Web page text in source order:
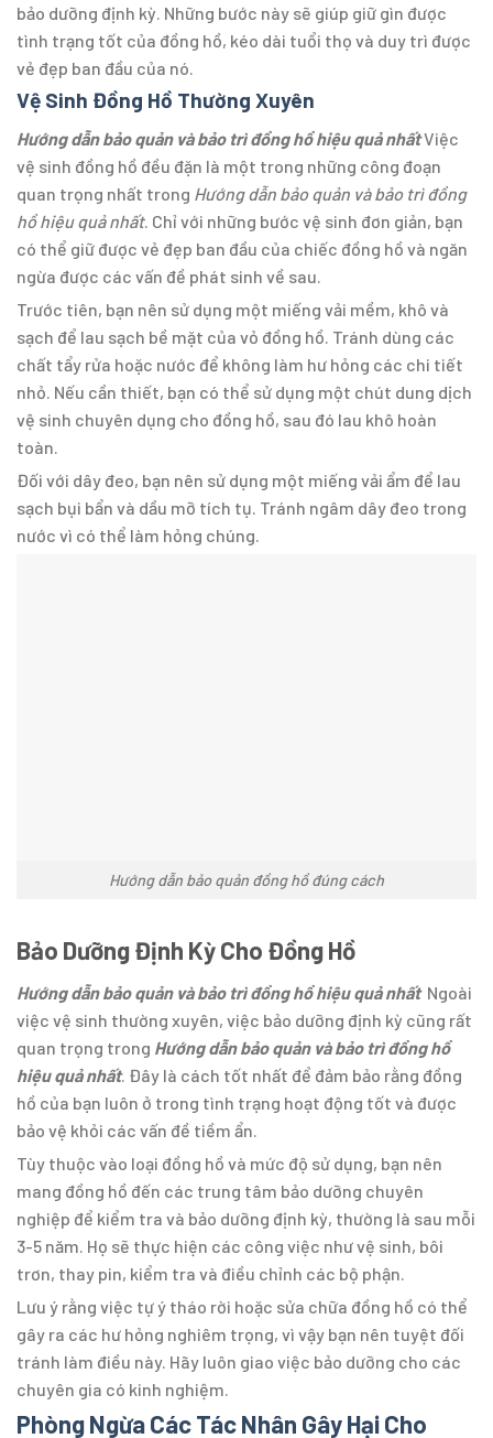
bảo dưỡng định kỳ. Những bước này sẽ giúp giữ gìn được
tình trạng tốt của đồng hồ, kéo dài tuổi thọ và duy trì được
vẻ đẹp ban đầu của nó.
Vệ Sinh Đồng Hồ Thường Xuyên
Hướng dẫn bảo quản và bảo trì đồng hồ hiệu quả nhấtViệc
vệ sinh đồng hồ đều đặn là một trong những công đoạn
quan trọng nhất trong Hướng dẫn bảo quản và bảo trì đồng
hồ hiệu quả nhất. Chỉ với những bước vệ sinh đơn giản, bạn
có thể giữ được vẻ đẹp ban đầu của chiếc đồng hồ và ngăn
ngừa được các vấn đề phát sinh về sau.
Trước tiên, bạn nên sử dụng một miếng vải mềm, khô và
sạch để lau sạch bề mặt của vỏ đồng hồ. Tránh dùng các
chất tẩy rửa hoặc nước để không làm hư hỏng các chi tiết
nhỏ. Nếu cần thiết, bạn có thể sử dụng một chút dung dịch
vệ sinh chuyên dụng cho đồng hồ, sau đó lau khô hoàn
toàn.
Đối với dây đeo, bạn nên sử dụng một miếng vải ẩm để lau
sạch bụi bẩn và dầu mỡ tích tụ. Tránh ngâm dây đeo trong
nước vì có thể làm hỏng chúng.
Hướng dẫn bảo quản đồng hồ đúng cách
Bảo Dưỡng Định Kỳ Cho Đồng Hồ
Hướng dẫn bảo quản và bảo trì đồng hồ hiệu quả nhất Ngoài
việc vệ sinh thường xuyên, việc bảo dưỡng định kỳ cũng rất
quan trọng trong Hướng dẫn bảo quản và bảo trì đồng hồ
hiệu quả nhất. Đây là cách tốt nhất để đảm bảo rằng đồng
hồ của bạn luôn ở trong tình trạng hoạt động tốt và được
bảo vệ khỏi các vấn đề tiềm ẩn.
Tùy thuộc vào loại đồng hồ và mức độ sử dụng, bạn nên
mang đồng hồ đến các trung tâm bảo dưỡng chuyên
nghiệp để kiểm tra và bảo dưỡng định kỳ, thường là sau mỗi
3-5 năm. Họ sẽ thực hiện các công việc như vệ sinh, bôi
trơn, thay pin, kiểm tra và điều chỉnh các bộ phận.
Lưu ý rằng việc tự ý tháo rời hoặc sửa chữa đồng hồ có thể
gây ra các hư hỏng nghiêm trọng, vì vậy bạn nên tuyệt đối
tránh làm điều này. Hãy luôn giao việc bảo dưỡng cho các
chuyên gia có kinh nghiệm.
Phòng Ngừa Các Tác Nhân Gây Hại Cho